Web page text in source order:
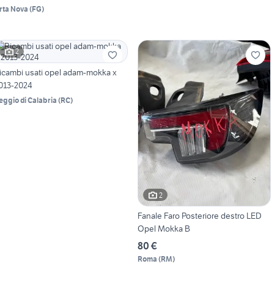
Nova (FG)
2
usati opel adam-mokka x
2024
di Calabria (RC)
2
Fanale Faro Posteriore destro LED
Opel Mokka B
80 €
Roma (RM)